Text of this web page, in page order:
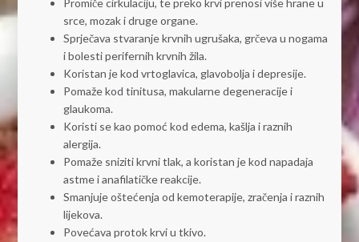
Promiče cirkulaciju, te preko krvi prenosi više hrane u
srce, mozak i druge organe.
Sprječava stvaranje krvnih ugrušaka, grčeva u nogama
i bolesti perifernih krvnih žila.
Koristan je kod vrtoglavica, glavobolja i depresije.
Pomaže kod tinitusa, makularne degeneracije i
glaukoma.
Koristi se kao pomoć kod edema, kašlja i raznih
alergija.
Pomaže sniziti krvni tlak, a koristan je kod napadaja
astme i anafilatičke reakcije.
Smanjuje oštećenja od kemoterapije, zračenja i raznih
lijekova.
Povećava protok krvi u tkivo.